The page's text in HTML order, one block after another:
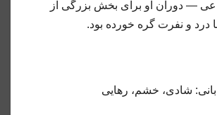
— دوران او برای بخش بزرگی از
درد و نفرت گره خورده بود.